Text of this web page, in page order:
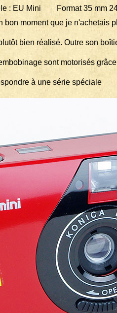
Mini Format 35 mm 24
bon moment que je n'achetais
bien réalisé. Outre son
sont motorisés
à une série spéciale